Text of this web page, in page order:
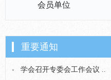
会员单位
重要通知
学会召开专委会工作会议 ..